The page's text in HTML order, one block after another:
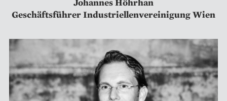
Geschäftsführer Industriellenvereinigung Wien